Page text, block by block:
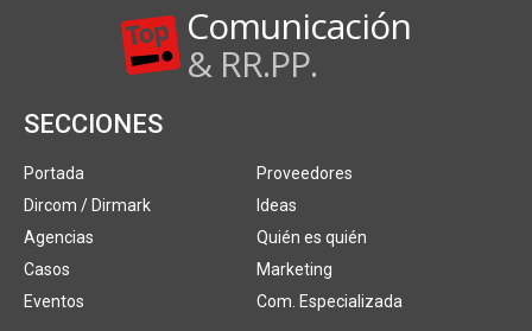
Comunicación
& RR.PP.
SECCIONES
Portada
Dircom / Dirmark
Agencias
Casos
Eventos
Proveedores
Ideas
Quién es quién
Marketing
Com. Especializada